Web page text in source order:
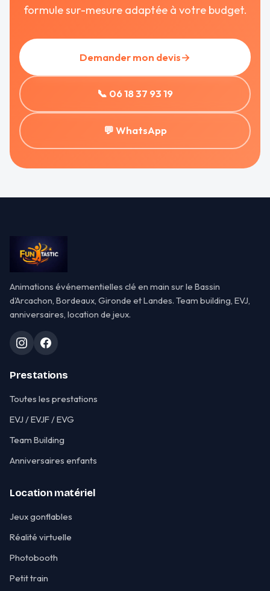
formule sur-mesure adaptée à votre budget.
Demander mon devis→
📞 06 18 37 93 19
💬 WhatsApp
Animations événementielles clé en main sur le Bassin
d'Arcachon, Bordeaux, Gironde et Landes. Team building, EVJ,
anniversaires, location de jeux.
Prestations
Toutes les prestations
EVJ / EVJF / EVG
Team Building
Anniversaires enfants
Location matériel
Jeux gonflables
Réalité virtuelle
Photobooth
Petit train